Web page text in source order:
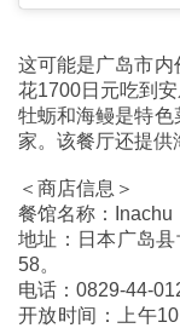
这可能是广岛市内
花1700日元吃到安
牡蛎和海鳗是特色
家。该餐厅还提供
＜商店信息＞
餐馆名称：Inachu
地址：日本广岛
58。
电话：0829-44-
开放时间：上午